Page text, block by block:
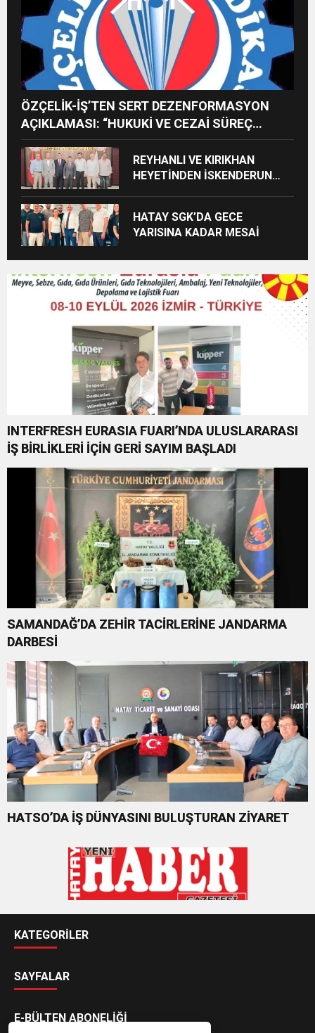
ÖZÇELİK-İŞ’TEN SERT DEZENFORMASYON
AÇIKLAMASI: “HUKUKİ VE CEZAİ SÜREÇ
BAŞLATILDI”
REYHANLI VE KIRIKHAN
HEYETİNDEN İSKENDERUN
HATAY SGK’DA GECE
YARISINA KADAR MESAİ
INTERFRESH EURASIA FUARI’NDA ULUSLARARASI
İŞ BİRLİKLERİ İÇİN GERİ SAYIM BAŞLADI
SAMANDAĞ’DA ZEHİR TACİRLERİNE JANDARMA
DARBESİ
HATSO’DA İŞ DÜNYASINI BULUŞTURAN ZİYARET
KATEGORİLER
SAYFALAR
E-BÜLTEN ABONELİĞİ